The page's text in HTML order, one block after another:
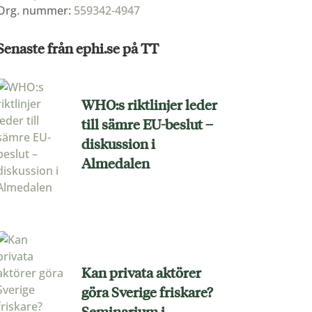
nummer: 559342-4947
från ephi.se på TT
WHO:s riktlinjer leder
till sämre EU-beslut –
diskussion i
Almedalen
Kan privata aktörer
göra Sverige friskare?